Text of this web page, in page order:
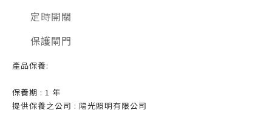
定時開關
保護閘門
產品保養:
保養期 : 1 年
提供保養之公司 : 陽光照明有限公司